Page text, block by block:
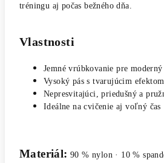
tréningu aj počas bežného dňa.
Vlastnosti
Jemné vrúbkovanie pre
Vysoký pás s tvarujúcim efektom
Nepresvitajúci, priedušný a
Ideálne na cvičenie aj voľný čas
Materiál: 90 % nylon · 10 %